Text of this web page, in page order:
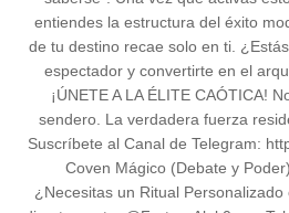
entiendes la estructura del éxito
de tu destino recae solo en ti.
espectador y convertirte en el
¡ÚNETE A LA ÉLITE CAÓTICA!
sendero. La verdadera fuerza
Suscríbete al Canal de Telegram:
Coven Mágico (Debate y
¿Necesitas un Ritual